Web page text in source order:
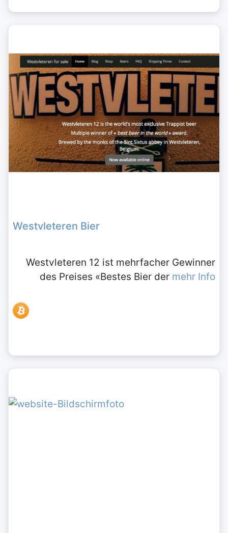
Westvleteren Bier
Westvleteren 12 ist mehrfacher Gewinner
des Preises «Bestes Bier der mehr Info